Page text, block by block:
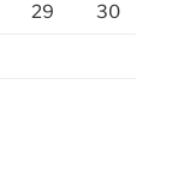
29 30